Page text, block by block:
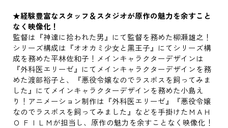
★経験豊富なスタッフ＆スタジオが原作の魅力を余すこと
なく映像化！
監督は『神達に拾われた男』にて監督を務めた柳瀬雄之！
シリーズ構成は『オオカミ少女と黒王子』にてシリーズ構
成を務めた平林佐和子！メインキャラクターデザインは
『外科医エリーゼ』にてメインキャラクターデザインを務
めた渡部裕子と、『悪役令嬢なのでラスボスを飼ってみま
した』にてメインキャラクターデザインを務めた小島え
り！アニメーション制作は『外科医エリーゼ』『悪役令嬢
なのでラスボスを飼ってみました』などを手掛けたＭＡＨ
Ｏ ＦＩＬＭが担当し、原作の魅力を余すことなく映像化！